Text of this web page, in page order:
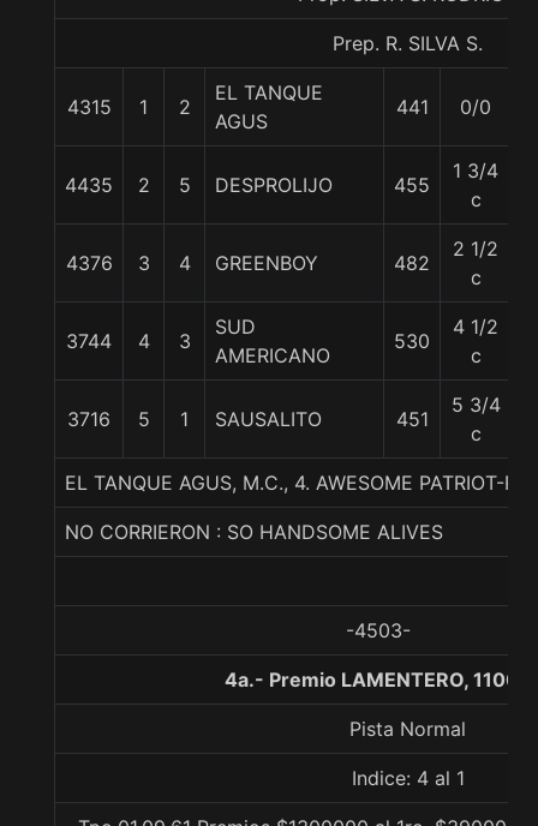
Prep. R. SILVA S.
4315 1 2
EL TANQUE
AGUS
441 0/0
4435 2 5 DESPROLIJO 455
1 3/4
c
4376 3 4 GREENBOY 482
2 1/2
c
3744 4 3
SUD
AMERICANO
530
4 1/2
c
3716 5 1 SAUSALITO 451
5 3/4
c
EL TANQUE AGUS, M.C., 4. AWESOME PATRIOT-
NO CORRIERON : SO HANDSOME ALIVES
-4503-
4a.- Premio LAMENTERO, 1100
Pista Normal
Indice: 4 al 1